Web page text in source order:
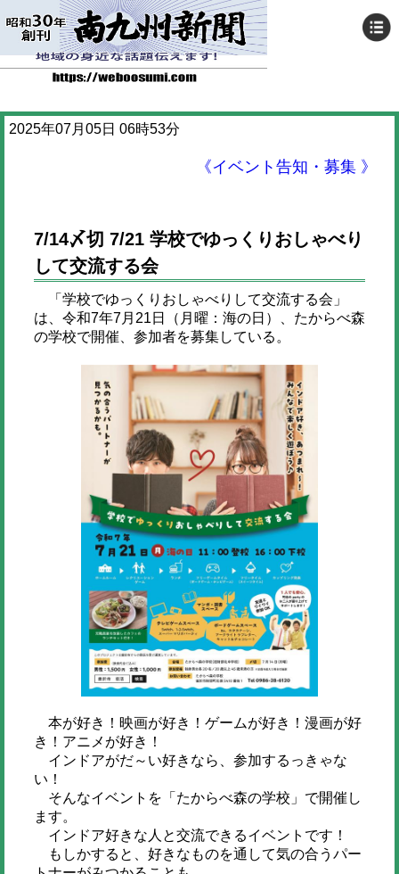
2025年07月05日 06時53分
《イベント告知・募集 》
7/14〆切 7/21 学校でゆっくりおしゃべり
して交流する会
「学校でゆっくりおしゃべりして交流する会」
は、令和7年7月21日（月曜：海の日）、たからべ森
の学校で開催、参加者を募集している。
本が好き！映画が好き！ゲームが好き！漫画が好
き！アニメが好き！
インドアがだ～い好きなら、参加するっきゃな
い！
そんなイベントを「たからべ森の学校」で開催し
ます。
インドア好きな人と交流できるイベントです！
もしかすると、好きなものを通して気の合うパー